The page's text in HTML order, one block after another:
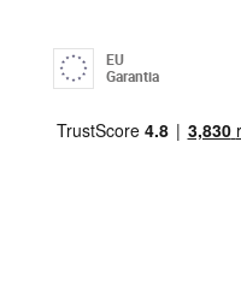
EU
Garantia